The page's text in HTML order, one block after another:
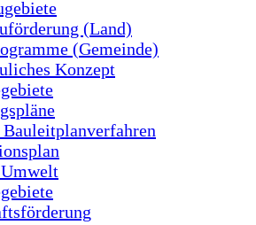
(Land)
(Gemeinde)
Konzept